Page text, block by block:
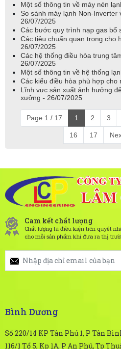
Một số thông tin về máy nén
So sánh máy lạnh Non-Inverter
26/07/2025
Các bước quy trình nạp gas bổ
Các tiêu chuẩn quan trọng cho
26/07/2025
Các hệ thống điều hòa trung
26/07/2025
Một số thông tin về hệ thống
Các kiểu điều hòa phù hợp
Lĩnh vực sản xuất ảnh hưởng
xưởng - 26/07/2025
Page 1 / 17 1 2 3
16 17
Cam kết chất lượng
Chất lượng là điều kiện tiên quyết
cho mỗi sản phẩm khi đưa ra thị
Bình Dương
Số 220/14 KP Tân Phú 1, P Tân
116/1 Tổ 5, Kp 1A, P An Phú, Tp